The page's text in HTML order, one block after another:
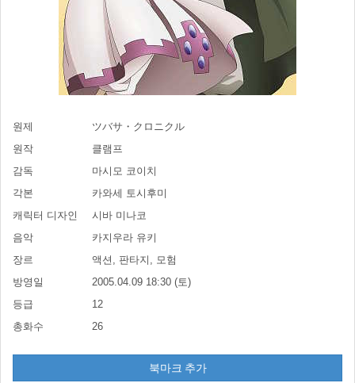
원제
ツバサ・クロニクル
원작
클램프
감독
마시모 코이치
각본
카와세 토시후미
캐릭터 디자인
시바 미나코
음악
카지우라 유키
장르
액션, 판타지, 모험
방영일
2005.04.09 18:30 (토)
등급
12
총화수
26
북마크 추가